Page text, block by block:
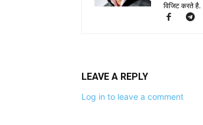
विजिट करते है.
LEAVE A REPLY
Log in to leave a comment